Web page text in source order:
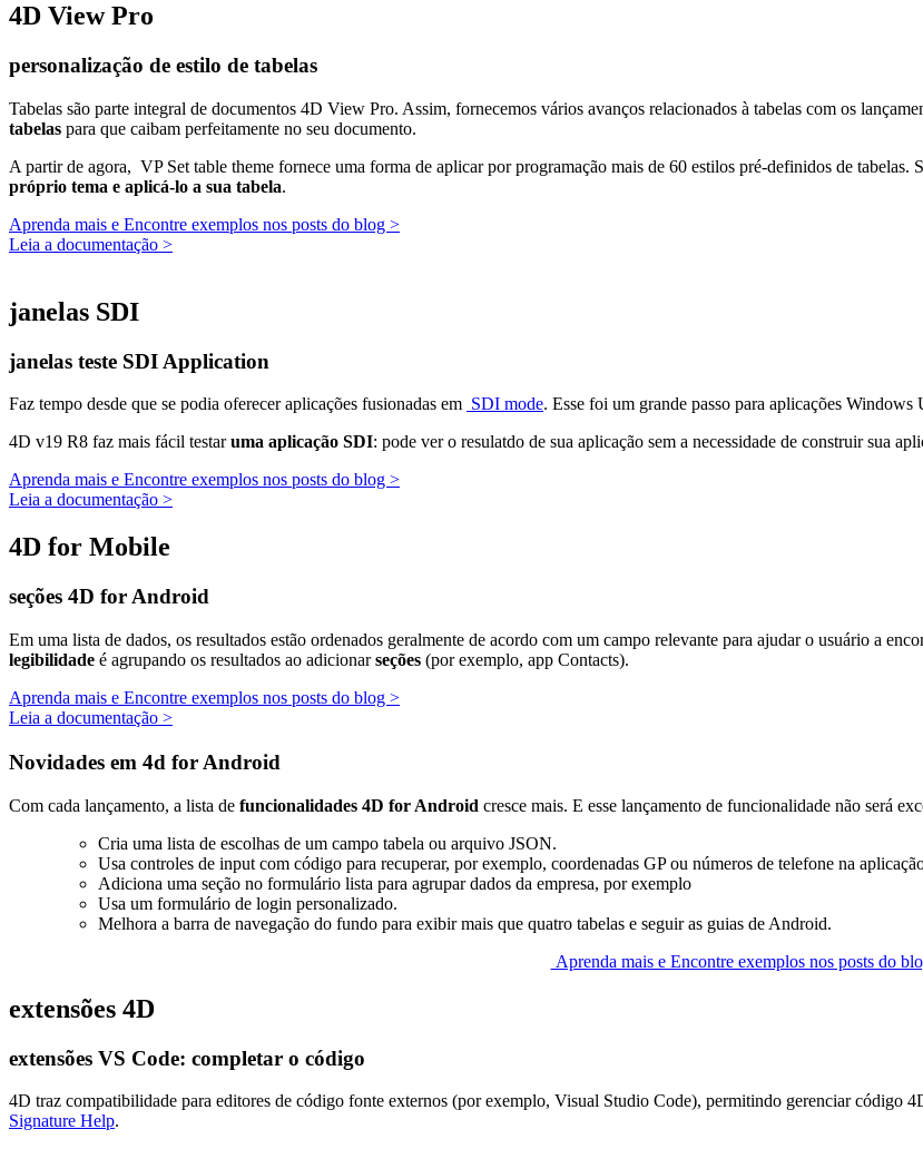
4D View Pro
personalização de estilo de tabelas
Tabelas são parte integral de documentos 4D View Pro. Assim, fornecemos vários avanços relacionados à tabelas com os
tabelas para que caibam perfeitamente no seu documento.
A partir de agora, VP Set table theme fornece uma forma de aplicar por programação mais de 60 estilos pré-definidos de tabelas.
próprio tema e aplicá-lo a sua tabela.
Aprenda mais e Encontre exemplos nos posts do blog >
Leia a documentação >
janelas SDI
janelas teste SDI Application
Faz tempo desde que se podia oferecer aplicações fusionadas em SDI mode. Esse foi um grande passo para aplicações Windows
4D v19 R8 faz mais fácil testaruma aplicação SDI: pode ver o resulatdo de sua aplicação sem a necessidade de construir sua
Aprenda mais e Encontre exemplos nos posts do blog >
Leia a documentação >
4D for Mobile
seções 4D for Android
Em uma lista de dados, os resultados estão ordenados geralmente de acordo com um campo relevante para ajudar o usuário a
legibilidade é agrupando os resultados ao adicionarseções (por exemplo, app Contacts).
Aprenda mais e Encontre exemplos nos posts do blog >
Leia a documentação >
Novidades em 4d for Android
Com cada lançamento, a lista de funcionalidades 4D for Android cresce mais. E esse lançamento de funcionalidade não será
Cria uma lista de escolhas de um campo tabela ou arquivo JSON.
Usa controles de input com código para recuperar, por exemplo, coordenadas GP ou números de telefone na
Adiciona uma seção no formulário lista para agrupar dados da empresa, por exemplo
Usa um formulário de login personalizado.
Melhora a barra de navegação do fundo para exibir mais que quatro tabelas e seguir as guias de Android.
Aprenda mais e Encontre exemplos nos posts do
extensões 4D
extensões VS Code: completar o código
4D traz compatibilidade para editores de código fonte externos (por exemplo, Visual Studio Code), permitindo gerenciar código
Signature Help.